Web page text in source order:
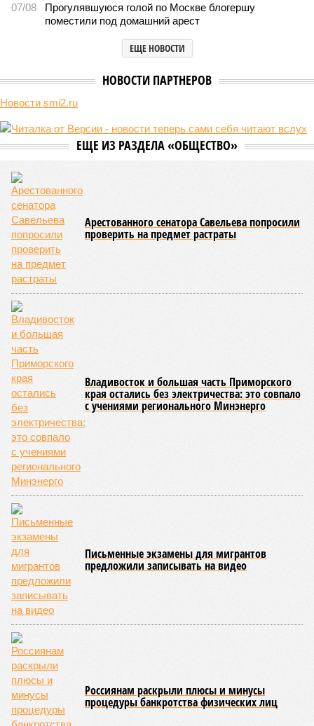
Земля уже не раз показывала человечеству свой крутой нрав – когда
покажет снова? (фото: АР-ТАСС)
Природа постоянно вступает в противоречие с нами. Ведь пока
она стремится всё на планете держать в балансе, человечество
массовые катастрофы в прошлом – какими они были? Какие
ждут нас со дня на день и чем грозят?
последствия очередного апокалипсиса, искусственно
вызванного группой биологов, называется «Конец всей
этой мерзости». В реальной жизни участия пытливых
исследователей в организации конца света может не
понадобиться: природа сама разберётся, как и где
уменьшить масштабы человеческой популяции.
(фото: en.wikipedia.org)
Да, наша любимая маленькая планета может быть
единственной, где в пределах Солнечной системы есть
полноценная жизнь, но Земля также регулярно пытается
эту жизнь уничтожить. Так уж вышло, что внутренние
процессы на планете включают в себя всевозможные
геологические, метеорологические и физические явления,
которые для человека довольно опасны. Или попросту
смертельны. И вот несколько тому примеров.
Все стихии сразу
Около 100 лет назад в Поднебесной приключилось то, что
у нас назвали бы тридцатью тремя несчастьями. Страну
последовательно поразили: многолетняя засуха, страшный
приключилось.
Зима 1931 года выдалась в Китае чрезвычайно
продолжительной и суровой. Снега образовалось огромное
количество – казалось бы, хороший знак после периода
великой суши, продолжавшегося с 1928-го. Но всё
обратилось катастрофой. Снег растаял, устремился в реки,
начался небывалый паводок, быстро обернувшийся
страшным наводнением, которое обильные весенние ливни
только усугубили. К июню всё это преобразовалось в
массовый потоп, в июле же Китай в дополнение накрыло
сразу девятью циклонами. Последствия оказались